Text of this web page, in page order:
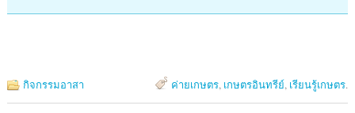
กิจกรรมอาสา ค่ายเกษตร, เกษตรอินทรีย์, เรียนรู้เกษตร.